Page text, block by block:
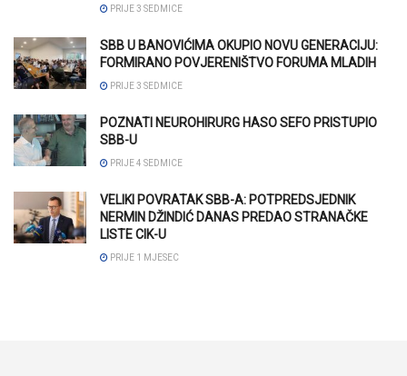
PRIJE 3 SEDMICE
SBB U BANOVIĆIMA OKUPIO NOVU GENERACIJU:
FORMIRANO POVJERENIŠTVO FORUMA MLADIH
PRIJE 3 SEDMICE
POZNATI NEUROHIRURG HASO SEFO PRISTUPIO
SBB-U
PRIJE 4 SEDMICE
VELIKI POVRATAK SBB-A: POTPREDSJEDNIK
NERMIN DŽINDIĆ DANAS PREDAO STRANAČKE
LISTE CIK-U
PRIJE 1 MJESEC